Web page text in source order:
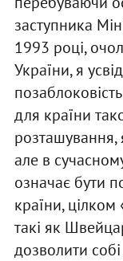
заступника
1993 році,
України, я
для країни
розташування,
але в
означає бути
країни,
такі як
дозволити